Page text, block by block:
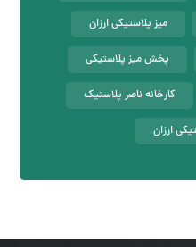
میز پلاستیکی ارزان
پخش میز پلاستیکی
کارخانه ناصر پلاستیک
ارزان